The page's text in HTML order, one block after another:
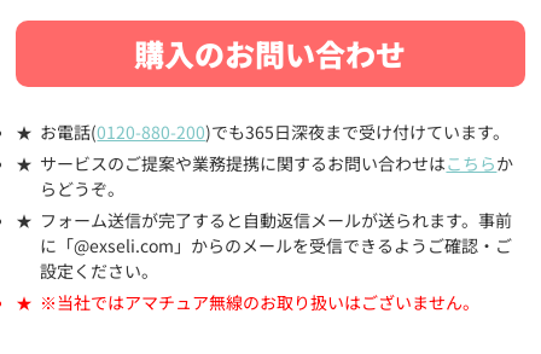
購入のお問い合わせ
お電話(0120-880-200)でも365日深夜まで受け付けています。
サービスのご提案や業務提携に関するお問い合わせはこちらか
らどうぞ。
フォーム送信が完了すると自動返信メールが送られます。事前
に「@exseli.com」からのメールを受信できるようご確認・ご
設定ください。
※当社ではアマチュア無線のお取り扱いはございません。